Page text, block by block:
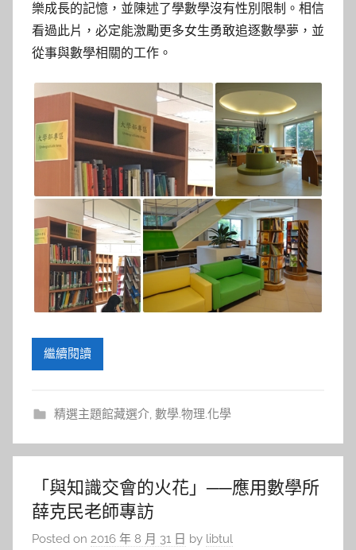
樂成長的記憶，並陳述了學數學沒有性別限制。相信
看過此片，必定能激勵更多女生勇敢追逐數學夢，並
從事與數學相關的工作。
繼續閱讀
精選主題館藏選介, 數學.物理.化學
「與知識交會的火花」──應用數學所
薛克民老師專訪
Posted on 2016 年 8 月 31 日 by libtul